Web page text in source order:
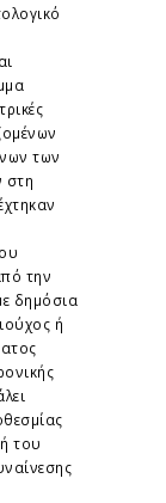
των
στη
την
δημόσια
ή
του